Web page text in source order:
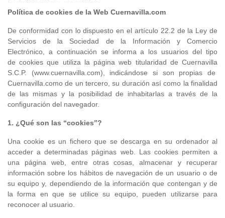
Política de cookies de la Web Cuernavilla.com
De conformidad con lo dispuesto en el artículo 22.2 de la Ley de
Servicios de la Sociedad de la Información y Comercio
Electrónico, a continuación se informa a los usuarios del tipo
de cookies que utiliza la página web titularidad de Cuernavilla
S.C.P. (www.cuernavilla.com), indicándose si son propias de
Cuernavilla.como de un tercero, su duración así como la finalidad
de las mismas y la posibilidad de inhabitarlas a través de la
configuración del navegador.
1. ¿Qué son las “cookies”?
Una cookie es un fichero que se descarga en su ordenador al
acceder a determinadas páginas web. Las cookies permiten a
una página web, entre otras cosas, almacenar y recuperar
información sobre los hábitos de navegación de un usuario o de
su equipo y, dependiendo de la información que contengan y de
la forma en que se utilice su equipo, pueden utilizarse para
reconocer al usuario.